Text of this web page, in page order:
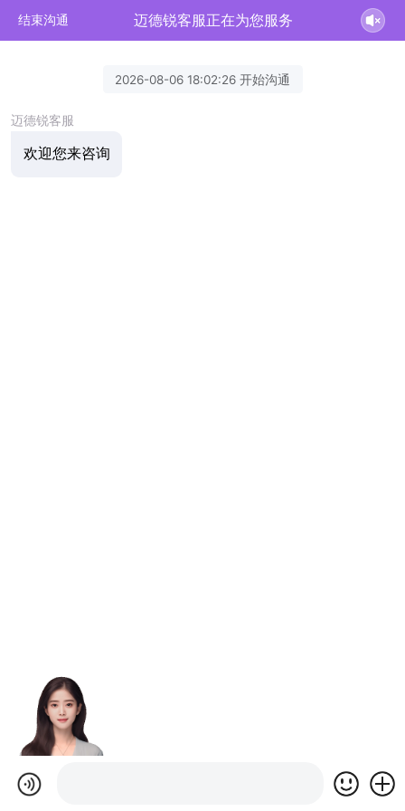
结束沟通 迈德锐客服正在为您服务
2026-08-06 18:02:26 开始沟通
迈德锐客服
欢迎您来咨询